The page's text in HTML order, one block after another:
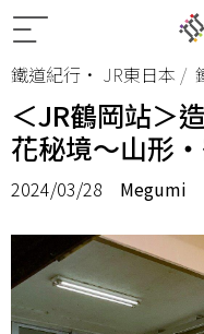
鐵道紀行 • JR東日本
＜JR鶴岡站＞
花秘境～山形
2024/03/28 Megumi